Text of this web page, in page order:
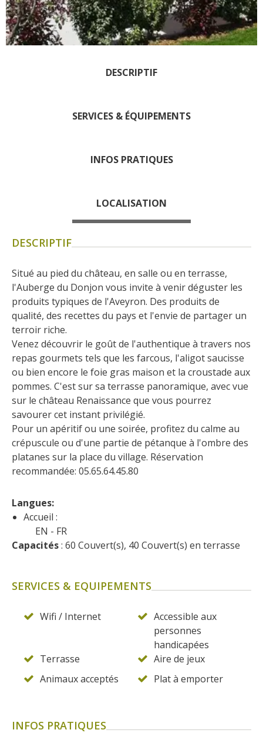
Les visites accompagnées
L'espace Georges Rouquier
à Goutrens
Artistes et artisans d'art
Les marchés et foires
Recettes et produits locaux
Flâner à moins de
cent kilomètres
Les Plus Beaux Villages de
France
Les villages de caractère
Le Pays des Bastides du
Rouergue
Les Villes et Pays d'art et
De la vallée du Lot au pays
Decazeville-Aubin
Patrimoine mondial de
l'UNESCO
DESCRIPTIF
SERVICES & ÉQUIPEMENTS
INFOS PRATIQUES
LOCALISATION
DESCRIPTIF
Situé au pied du château, en salle ou en terrasse,
l'Auberge du Donjon vous invite à venir déguster les
produits typiques de l'Aveyron. Des produits de
qualité, des recettes du pays et l'envie de partager un
terroir riche.
Venez découvrir le goût de l'authentique à travers nos
repas gourmets tels que les farcous, l'aligot saucisse
ou bien encore le foie gras maison et la croustade aux
pommes. C'est sur sa terrasse panoramique, avec vue
sur le château Renaissance que vous pourrez
savourer cet instant privilégié.
Pour un apéritif ou une soirée, profitez du calme au
crépuscule ou d'une partie de pétanque à l'ombre des
platanes sur la place du village. Réservation
recommandée: 05.65.64.45.80
Langues:
Accueil :
EN
FR
Capacités : 60 Couvert(s), 40 Couvert(s) en terrasse
SERVICES & EQUIPEMENTS
Wifi / Internet
Accessible aux
personnes
handicapées
Terrasse
Aire de jeux
Animaux acceptés
Plat à emporter
INFOS PRATIQUES